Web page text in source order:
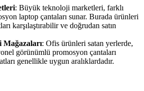
: Büyük teknoloji marketleri, farklı
laptop çantaları sunar. Burada ürünleri
karşılaştırabilir ve doğrudan satın
Mağazaları: Ofis ürünleri satan yerlerde,
görünümlü promosyon çantaları
genellikle uygun aralıklardadır.